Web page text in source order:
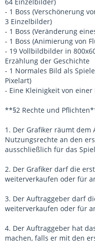
- 1 Boss (Verschönerung
3 Einzelbilder)
- 1 Boss (Veränderung
- 1 Boss (Animierung von
- 19 Vollbildbilder in
Erzählung der Geschichte
- 1 Normales Bild als
Pixelart)
- Eine Kleinigkeit von
**§2 Rechte und
1. Der Grafiker räumt dem
Nutzungsrechte an den
ausschließlich für das
2. Der Grafiker darf die
weiterverkaufen oder für
3. Der Auftraggeber darf
weiterverkaufen oder für
4. Der Auftraggeber hat
machen, falls er mit den